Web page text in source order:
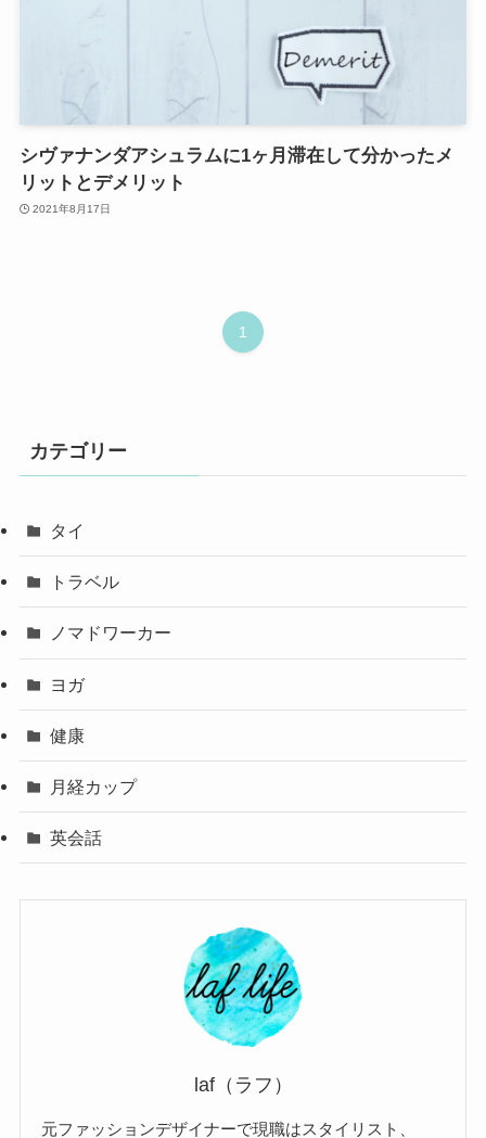
シヴァナンダアシュラムに1ヶ月滞在して分かったメ
リットとデメリット
2021年8月17日
1
カテゴリー
タイ
トラベル
ノマドワーカー
ヨガ
健康
月経カップ
英会話
laf（ラフ）
元ファッションデザイナーで現職はスタイリスト、